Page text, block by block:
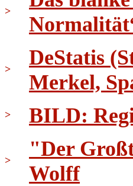
>
>
DeStatis
Merkel,
> BILD:
>
"Der
Wolff